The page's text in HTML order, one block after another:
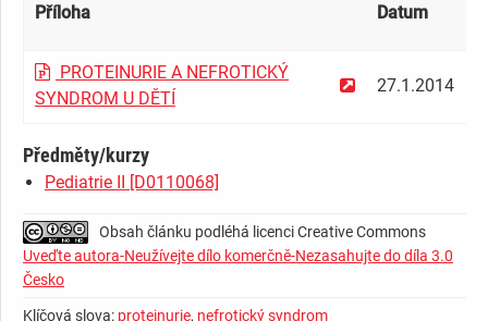
Příloha Datum
PROTEINURIE A NEFROTICKÝ
SYNDROM U DĚTÍ
27.1.2014
Předměty/kurzy
Pediatrie II [D0110068]
Obsah článku podléhá licenci Creative Commons
Uveďte autora-Neužívejte dílo komerčně-Nezasahujte do díla 3.0
Česko
Klíčová slova: proteinurie, nefrotický syndrom